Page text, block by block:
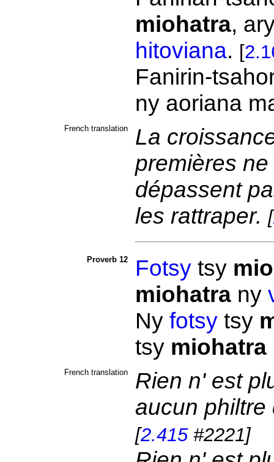
miohatra,
hitoviana. [
Fanirin-
ny aoriana
French translation
La
premières
dépassent
les rattraper. [
Proverb 12 Fotsytsy
miohatrany
Ny fotsytsy
tsy miohatra
French translation
Rien n' est
aucun philtre
[2.415#2221]